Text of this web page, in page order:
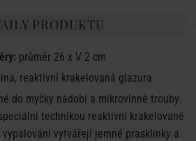
PRODUKTU
průměr 26 x V 2 cm
reaktivní krakelovaná glazura
do myčky nádobí a mikrovlnné trouby.
technikou reaktivní krakelované
vypalování vytvářejí jemné prasklinky a